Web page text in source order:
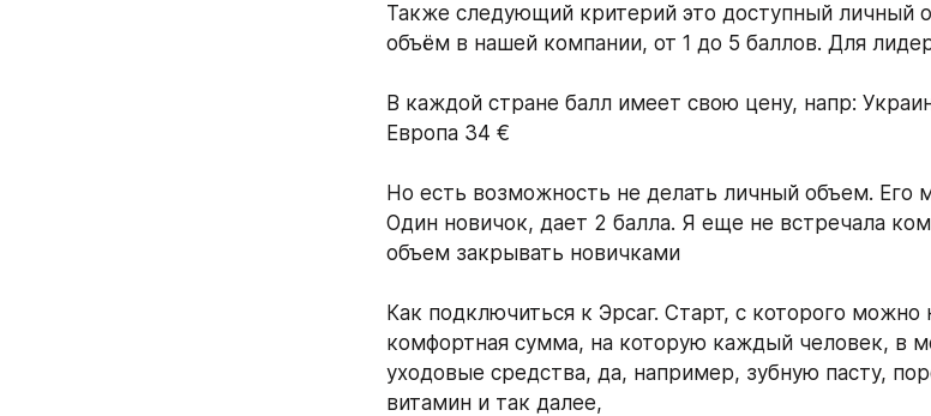
Также следующий критерий это доступный личный
объём в нашей компании, от 1 до 5 баллов. Для
В каждой стране балл имеет свою цену, напр:
Европа 34 €
Но есть возможность не делать личный объем. Его
Один новичок, дает 2 балла. Я еще не встречала
объем закрывать новичками
Как подключиться к Эрсаг. Старт, с которого можно
комфортная сумма, на которую каждый человек, в
уходовые средства, да, например, зубную пасту,
витамин и так далее,